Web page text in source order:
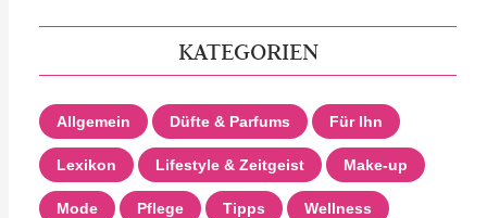
KATEGORIEN
Allgemein Düfte & Parfums Für Ihn
Lexikon Lifestyle & Zeitgeist Make-up
Mode Pflege Tipps Wellness